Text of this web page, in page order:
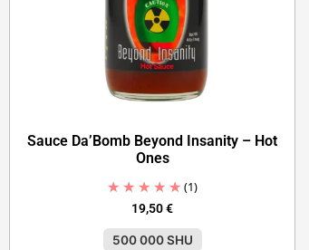
Sauce Da’Bomb Beyond Insanity – Hot
Ones
(1)
19,50€
500 000 SHU